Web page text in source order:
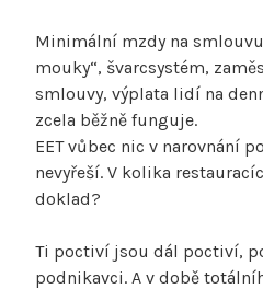
Minimální mzdy na
mouky“, švarcsystém,
smlouvy, výplata lidí na
zcela běžně funguje.
EET vůbec nic v narovnání
nevyřeší. V kolika
doklad?
Ti poctiví jsou dál poctiví,
podnikavci. A v době